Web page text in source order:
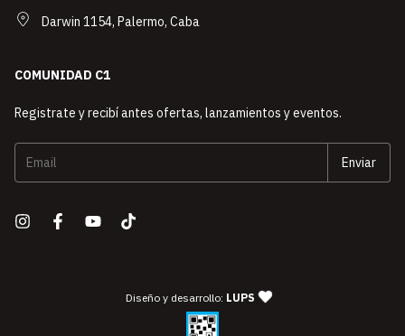
Darwin 1154, Palermo, Caba
COMUNIDAD C1
Registrate y recibí antes ofertas, lanzamientos y eventos.
Diseño y desarrollo: LUPS — agencia de diseño y